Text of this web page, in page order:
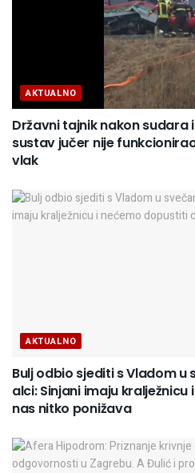
AKTUALNO
Državni tajnik nakon
sustav jučer nije
vlak
AKTUALNO
Bulj odbio sjediti s Vladom u
alci: Sinjani imaju
nas nitko ponižava